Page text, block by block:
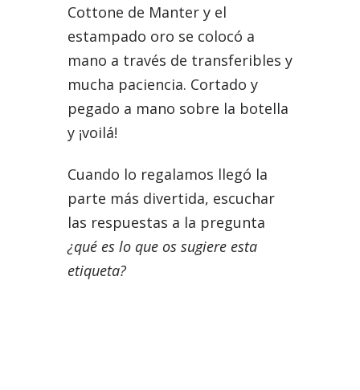
Cottone de Manter y el
estampado oro se colocó a
mano a través de transferibles y
mucha paciencia. Cortado y
pegado a mano sobre la botella
y ¡voilá!
Cuando lo regalamos llegó la
parte más divertida, escuchar
las respuestas a la pregunta
¿qué es lo que os sugiere esta
etiqueta?